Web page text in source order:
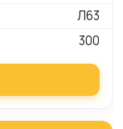
Л63
300